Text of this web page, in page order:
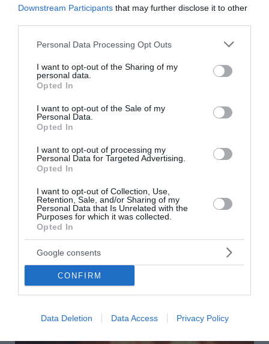
Downstream Participants that may further disclose it to other
Please note that this website/app uses one or more Google
not limited to your visit or usage behaviour. You may click to
grant or deny consent to Google and its third-party tags to
use your data for below specified purposes in below Google
consent section.
Personal Data Processing Opt Outs
I want to opt-out of the Sharing of my
personal data.
Opted In
I want to opt-out of the Sale of my
Personal Data.
Opted In
I want to opt-out of processing my
Personal Data for Targeted Advertising.
Opted In
I want to opt-out of Collection, Use,
Retention, Sale, and/or Sharing of my
Personal Data that Is Unrelated with the
Purposes for which it was collected.
Opted In
Google consents
CONFIRM
Data Deletion Data Access Privacy Policy
Εορτολόγιο: Ποιοι γιορτάζουν
σήμερα
Σήμερα, Σάββατο 8 Αυγούστου, γιορτάζουν οι:
Μύρων, Μύρωνας, Μύρα, Μίρκα Τριαντάφυλλος,
Τριανταφύλλης, Φύλλης, Φύλλιος, Τριανταφυλλένιος,
Τριανταφυλλιά, Φύλλη, Φύλλια, Φυλλιώ, Φυλλίτσα,
Τριανταφυλλένια,...
Ελλάδα